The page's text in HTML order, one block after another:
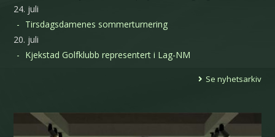
24. juli
Tirsdagsdamenes sommerturnering
20. juli
Kjekstad Golfklubb representert i Lag-NM
Se nyhetsarkiv